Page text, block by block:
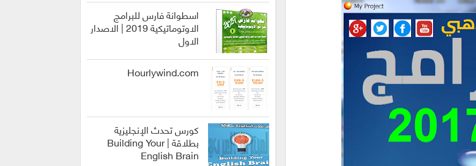
الربح من
الانترنت
اسطوانة فارس للبرامج
الاوتوماتيكية 2019 | الاصدار
الاول
Hourlywind.com
كورس تحدث الإنجليزية
بطلاقة | Building Your
English Brain